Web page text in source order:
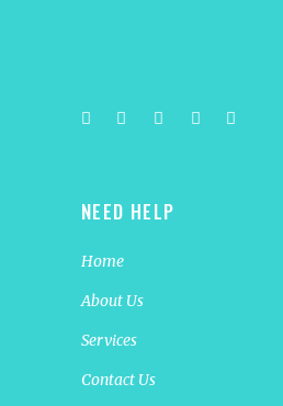
NEED HELP
Home
About Us
Services
Contact Us